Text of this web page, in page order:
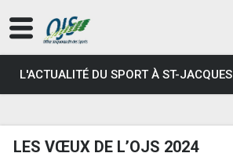
L'ACTUALITÉ DU SPORT À ST-JACQUES
LES VŒUX DE L’OJS 2024